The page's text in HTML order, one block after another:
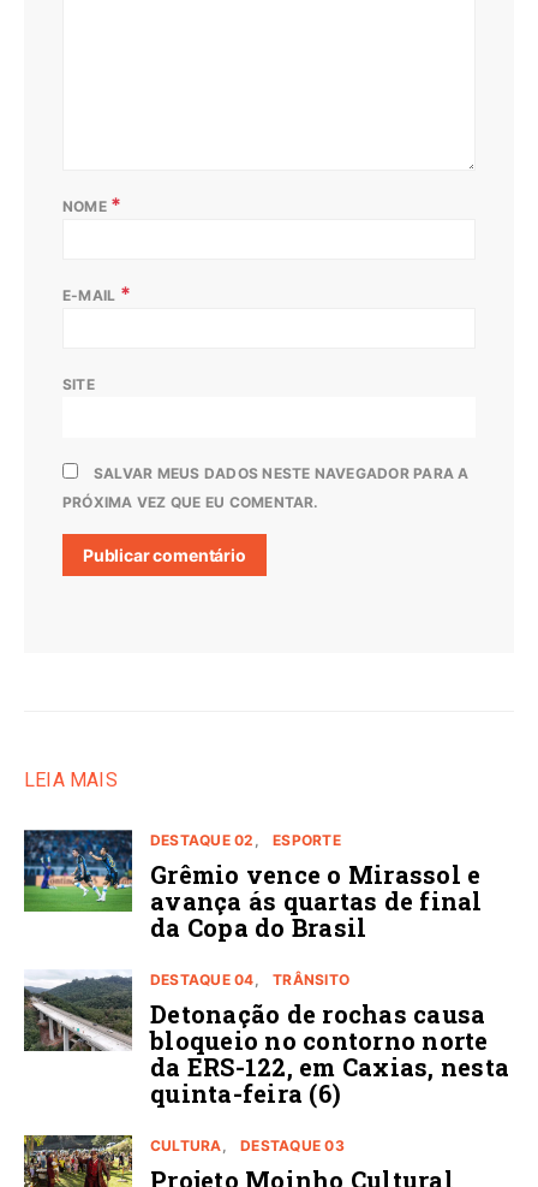
NOME *
E-MAIL *
SITE
SALVAR MEUS DADOS NESTE NAVEGADOR PARA A
PRÓXIMA VEZ QUE EU COMENTAR.
LEIA MAIS
DESTAQUE 02 ESPORTE
Grêmio vence o Mirassol e
avança ás quartas de final
da Copa do Brasil
DESTAQUE 04 TRÂNSITO
Detonação de rochas causa
bloqueio no contorno norte
da ERS-122, em Caxias, nesta
quinta-feira (6)
CULTURA DESTAQUE 03
Projeto Moinho Cultural